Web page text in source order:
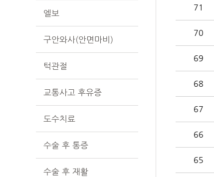
엘보
구안와사(안면마비)
턱관절
교통사고 후유증
도수치료
수술 후 통증
수술 후 재활
71
70
69
68
67
66
65